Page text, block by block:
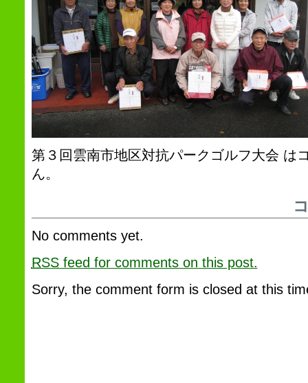
第３回雲南市地区対抗パークゴルフ大会 は
ん。
No comments yet.
RSSfeed for comments on this post.
Sorry, the comment form is closed at this